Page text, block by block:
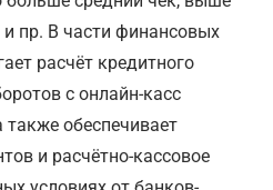
пр. В части финансовых
расчёт кредитного
с онлайн-касс
также обеспечивает
и расчётно-кассовое